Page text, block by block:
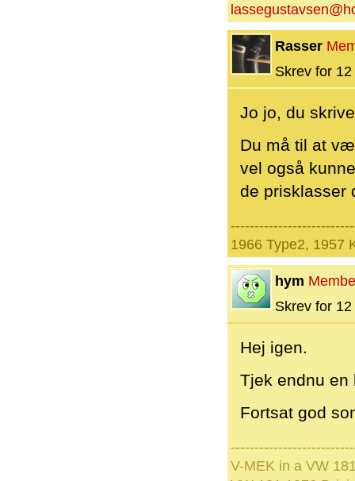
Rasser
Skrev for
Jo jo, du
Du må til at
vel også
de prisklasser
1966 Type2, 1957
hym
Skrev for
Hej igen.
Tjek endnu en
Fortsat god
V-MEK in a VW